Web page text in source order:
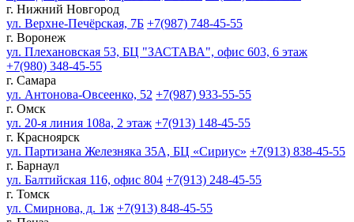
г. Нижний Новгород
ул. Верхне-Печёрская, 7Б +7(987) 748-45-55
г. Воронеж
ул. Плехановская 53, БЦ "ЗАСТАВА", офис 603, 6 этаж
+7(980) 348-45-55
г. Самара
ул. Антонова-Овсеенко, 52 +7(987) 933-55-55
г. Омск
ул. 20-я линия 108а, 2 этаж +7(913) 148-45-55
г. Красноярск
ул. Партизана Железняка 35А, БЦ «Сириус» +7(913) 838-45-55
г. Барнаул
ул. Балтийская 116, офис 804 +7(913) 248-45-55
г. Томск
ул. Смирнова, д. 1ж +7(913) 848-45-55